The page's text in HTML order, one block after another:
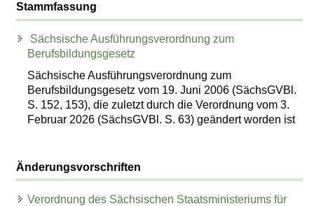
Stammfassung
Sächsische Ausführungsverordnung zum
Berufsbildungsgesetz
Sächsische Ausführungsverordnung zum
Berufsbildungsgesetz vom 19. Juni 2006 (SächsGVBl.
S. 152, 153), die zuletzt durch die Verordnung vom 3.
Februar 2026 (SächsGVBl. S. 63) geändert worden ist
Änderungsvorschriften
Verordnung des Sächsischen Staatsministeriums für